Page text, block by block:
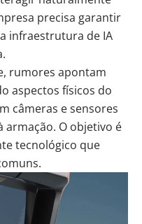
precisa garantir
infraestrutura de IA
rumores apontam
aspectos físicos do
câmeras e sensores
O objetivo é
tecnológico que